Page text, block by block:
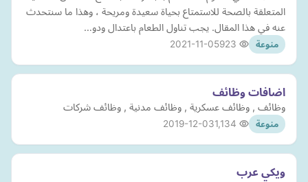
المتعلقة بالصحة للاستمتاع بحياة سعيدة ومريحة ، وهذا ما سنتحدث
عنه في هذا المقال. يجب تناول الطعام باعتدال ودو…
منوعة 2021-11-05
اضافات وظائف
وظائف , وظائف عسكرية , وظائف مدنية , وظائف شركات
منوعة 2019-12-03
ويكي عرب